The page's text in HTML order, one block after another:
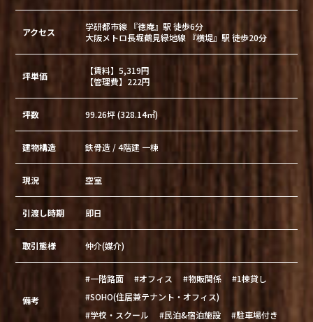
アクセス
学研都市線 『徳庵』駅 徒歩6分
大阪メトロ長堀鶴見緑地線 『横堤』駅 徒歩20分
坪単価
【賃料】5,319円
【管理費】222円
坪数 99.26坪 (328.14㎡)
建物構造 鉄骨造 / 4階建 一棟
現況 空室
引渡し時期 即日
取引態様 仲介(媒介)
備考
#一階路面 #オフィス #物販関係
#1棟貸し
#SOHO(住居兼テナント・オフィス)
#学校・スクール
#民泊&宿泊施設 #駐車場付き